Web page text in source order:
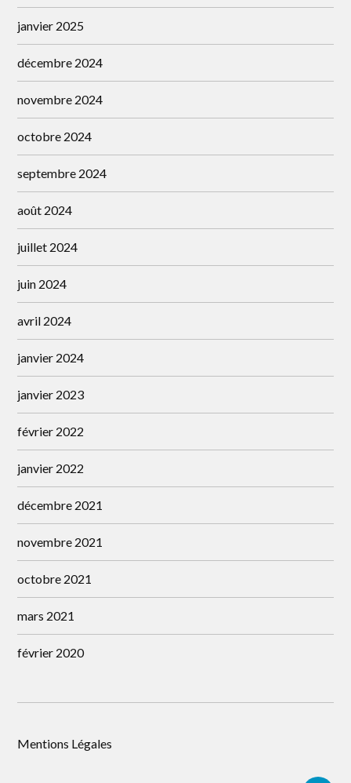
janvier 2025
décembre 2024
novembre 2024
octobre 2024
septembre 2024
août 2024
juillet 2024
juin 2024
avril 2024
janvier 2024
janvier 2023
février 2022
janvier 2022
décembre 2021
novembre 2021
octobre 2021
mars 2021
février 2020
Mentions Légales